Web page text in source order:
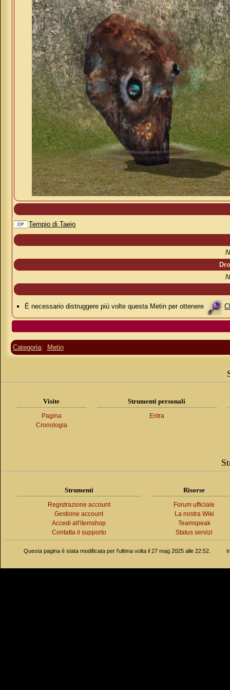
Tempio di Taejo
È necessario distruggere più volte questa Metin per ottenere
Categoria: Metin
Visite
Pagina
Cronologia
Strumenti personali
Entra
Strumenti
Registrazione account
Gestione account
Accedi all'itemshop
Contatta il supporto
Risorse
Forum ufficiale
La nostra Wiki
Teamspeak
Status servizi
Questa pagina è stata modificata per l'ultima volta il 27 mag 2025 alle 22:52.